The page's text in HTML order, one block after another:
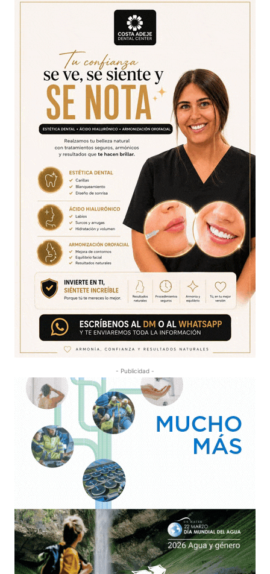
- Publicidad -